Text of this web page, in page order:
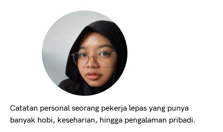
Catatan personal seorang pekerja lepas yang punya
banyak hobi, keseharian, hingga pengalaman pribadi.